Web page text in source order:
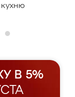
В 5%